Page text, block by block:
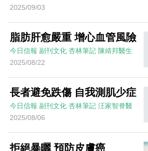
2025/09/03
脂肪肝愈嚴重 增心血管風險
今日信報 副刊文化 杏林筆記 陳靖邦醫生
2025/08/22
長者避免跌傷 自我測肌少症
今日信報 副刊文化 杏林筆記 汪家智脊醫
2025/08/06
拒絕暴曬 預防皮膚癌